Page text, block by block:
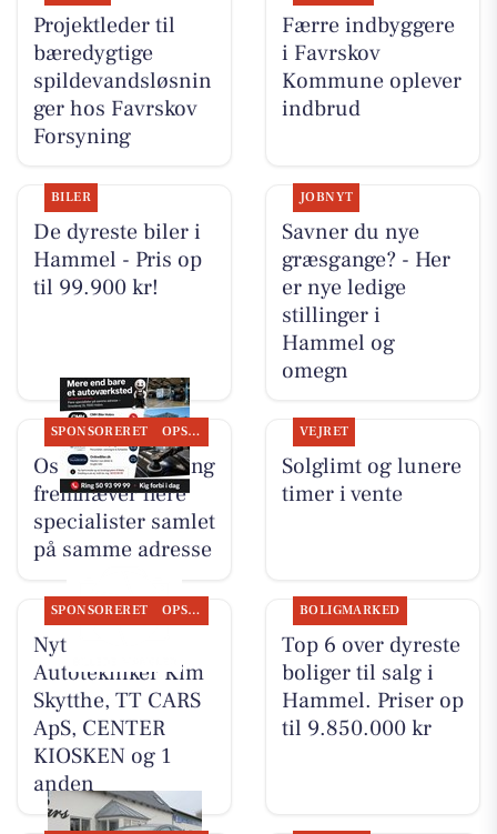
Projektleder til
bæredygtige
spildevandsløsnin
ger hos Favrskov
Forsyning
Færre indbyggere
i Favrskov
Kommune oplever
indbrud
BILER
De dyreste biler i
Hammel - Pris op
til 99.900 kr!
JOBNYT
Savner du nye
græsgange? - Her
er nye ledige
stillinger i
Hammel og
omegn
SPONSORERET OPSLAGSTAVLEN
Oscar Biludlejning
fremhæver flere
specialister samlet
på samme adresse
VEJRET
Solglimt og lunere
timer i vente
SPONSORERET OPSLAGSTAVLEN
Nyt fra
Autotekniker Kim
Skytthe, TT CARS
ApS, CENTER
KIOSKEN og 1
anden
BOLIGMARKED
Top 6 over dyreste
boliger til salg i
Hammel. Priser op
til 9.850.000 kr